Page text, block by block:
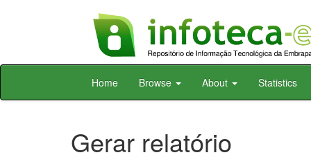
Skip
Home Browse About Statistics
Gerar relatório